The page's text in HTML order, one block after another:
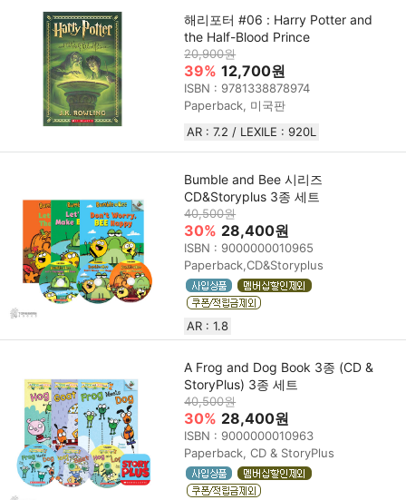
해리포터 #06 : Harry Potter and
the Half-Blood Prince
20,900원
39% 12,700원
ISBN : 9781338878974
Paperback, 미국판
AR : 7.2 / LEXILE : 920L
Bumble and Bee 시리즈
CD&Storyplus 3종 세트
40,500원
30% 28,400원
ISBN : 9000000010965
Paperback,CD&Storyplus
AR : 1.8
A Frog and Dog Book 3종 (CD &
StoryPlus) 3종 세트
40,500원
30% 28,400원
ISBN : 9000000010963
Paperback, CD & StoryPlus